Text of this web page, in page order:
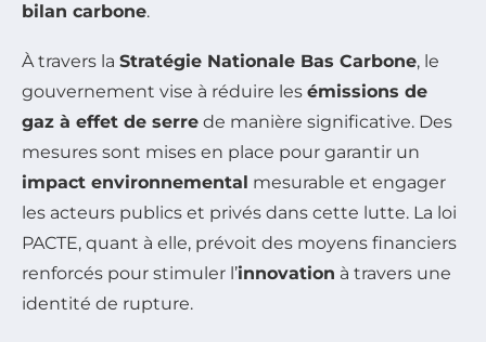
bilan carbone.
À travers la Stratégie Nationale Bas Carbone, le
gouvernement vise à réduire les émissions de
gaz à effet de serre de manière significative. Des
mesures sont mises en place pour garantir un
impact environnemental mesurable et engager
les acteurs publics et privés dans cette lutte. La loi
PACTE, quant à elle, prévoit des moyens financiers
renforcés pour stimuler l’innovation à travers une
identité de rupture.